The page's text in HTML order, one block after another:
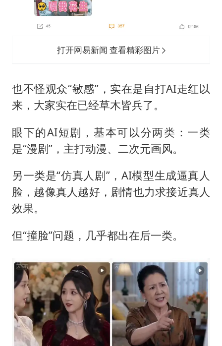
打开网易新闻 查看精彩图片
也不怪观众“敏感”，实在是自打AI走红以
来，大家实在已经草木皆兵了。
眼下的AI短剧，基本可以分两类：一类
是“漫剧”，主打动漫、二次元画风。
另一类是“仿真人剧”，AI模型生成逼真人
脸，越像真人越好，剧情也力求接近真人
效果。
但“撞脸”问题，几乎都出在后一类。